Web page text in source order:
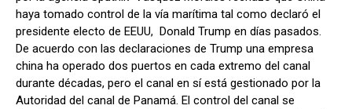
haya tomado control de la vía marítima tal como declaró el
presidente electo de EEUU, Donald Trump en días pasados.
De acuerdo con las declaraciones de Trump una empresa
china ha operado dos puertos en cada extremo del canal
durante décadas, pero el canal en sí está gestionado por la
Autoridad del canal de Panamá. El control del canal se